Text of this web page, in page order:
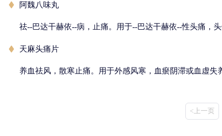
阿魏八味丸
祛--巴达干赫依--病，止痛。用于--巴达干赫依--性头痛，
天麻头痛片
养血祛风，散寒止痛。用于外感风寒，血瘀阴滞或血虚失
<上一页